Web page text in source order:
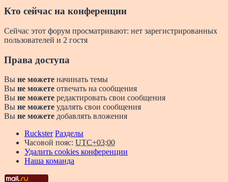
Кто сейчас на конференции
Сейчас этот форум просматривают: нет зарегистрированных
пользователей и 2 гостя
Права доступа
Вы не можете начинать темы
Вы не можете отвечать на сообщения
Вы не можете редактировать свои сообщения
Вы не можете удалять свои сообщения
Вы не можете добавлять вложения
Ruckster Разделы
Часовой пояс: UTC+03:00
Удалить cookies конференции
Наша команда